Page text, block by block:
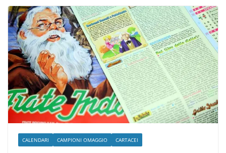
CALENDARI CAMPIONI OMAGGIO CARTACEI